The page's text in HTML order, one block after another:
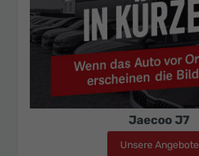
Jaecoo J7
Unsere Angebote